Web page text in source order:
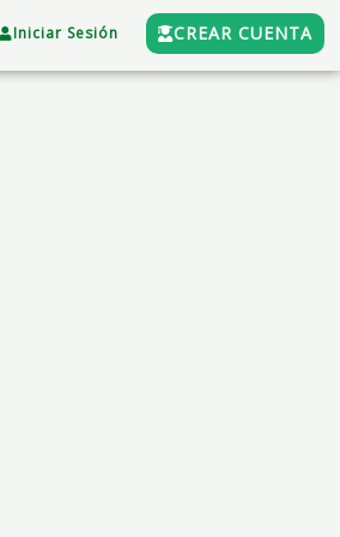
Iniciar Sesión CREAR CUENTA